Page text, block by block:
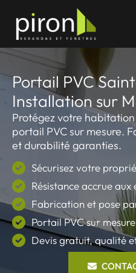
contenu
Portail PVC
Installation sur
Protégez votre
portail PVC sur mesure.
et durabilité garanties.
Sécurisez votre
Résistance accrue aux
Fabrication et pose
Portail PVC sur
Devis gratuit, qualité